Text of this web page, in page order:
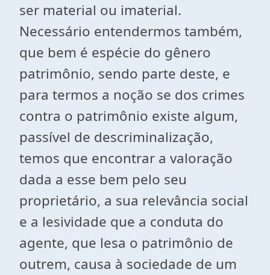
ser material ou imaterial.
Necessário entendermos também,
que bem é espécie do gênero
patrimônio, sendo parte deste, e
para termos a noção se dos crimes
contra o patrimônio existe algum,
passível de descriminalização,
temos que encontrar a valoração
dada a esse bem pelo seu
proprietário, a sua relevância social
e a lesividade que a conduta do
agente, que lesa o patrimônio de
outrem, causa à sociedade de um